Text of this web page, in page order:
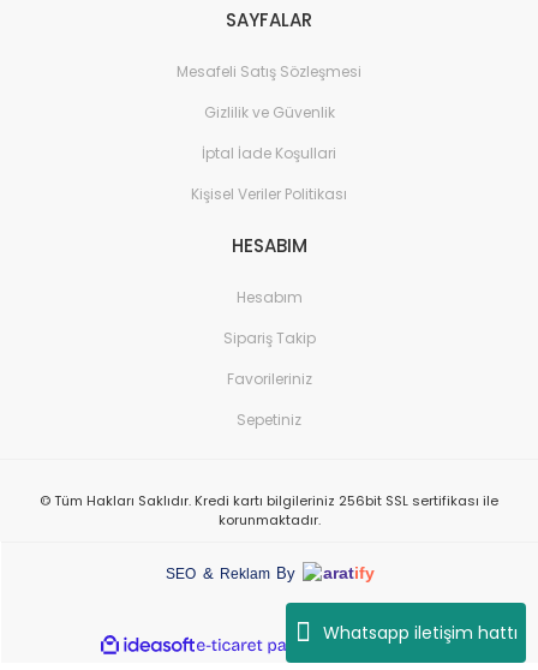
Whatsapp iletişim hattı
SAYFALAR
Mesafeli Satış Sözleşmesi
Gizlilik ve Güvenlik
İptal İade Koşullari
Kişisel Veriler Politikası
HESABIM
Hesabım
Sipariş Takip
Favorileriniz
Sepetiniz
© Tüm Hakları Saklıdır. Kredi kartı bilgileriniz 256bit SSL sertifikası ile
korunmaktadır.
SEO & Reklam By aratify